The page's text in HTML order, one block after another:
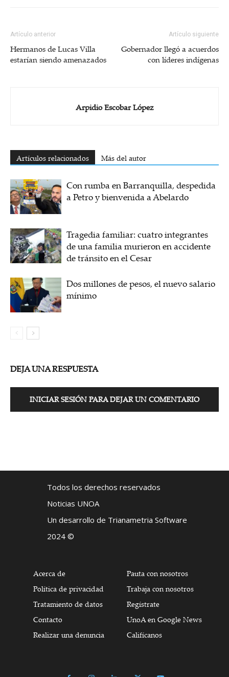
Artículo anterior
Hermanos de Lucas Villa
estarían siendo amenazados
Artículo siguiente
Gobernador llegó a acuerdos
con líderes indígenas
Arpidio Escobar López
Artículos relacionados Más del autor
Con rumba en Barranquilla, despedida
a Petro y bienvenida a Abelardo
Tragedia familiar: cuatro integrantes
de una familia murieron en accidente
de tránsito en el Cesar
Dos millones de pesos, el nuevo salario
mínimo
DEJA UNA RESPUESTA
INICIAR SESIÓN PARA DEJAR UN COMENTARIO
Todos los derechos reservados
Noticias UNOA
Un desarrollo de Trianametria Software
2024 ©
Acerca de
Política de privacidad
Tratamiento de datos
Contacto
Realizar una denuncia
Pauta con nosotros
Trabaja con nosotros
Regístrate
UnoA en Google News
Califícanos